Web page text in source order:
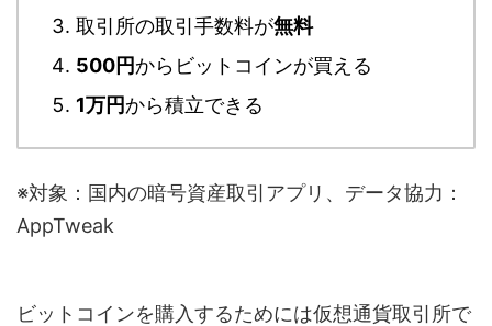
取引所の取引手数料が無料
500円からビットコインが買える
1万円から積立できる
※対象：国内の暗号資産取引アプリ、データ協力：
AppTweak
ビットコインを購入するためには仮想通貨取引所で